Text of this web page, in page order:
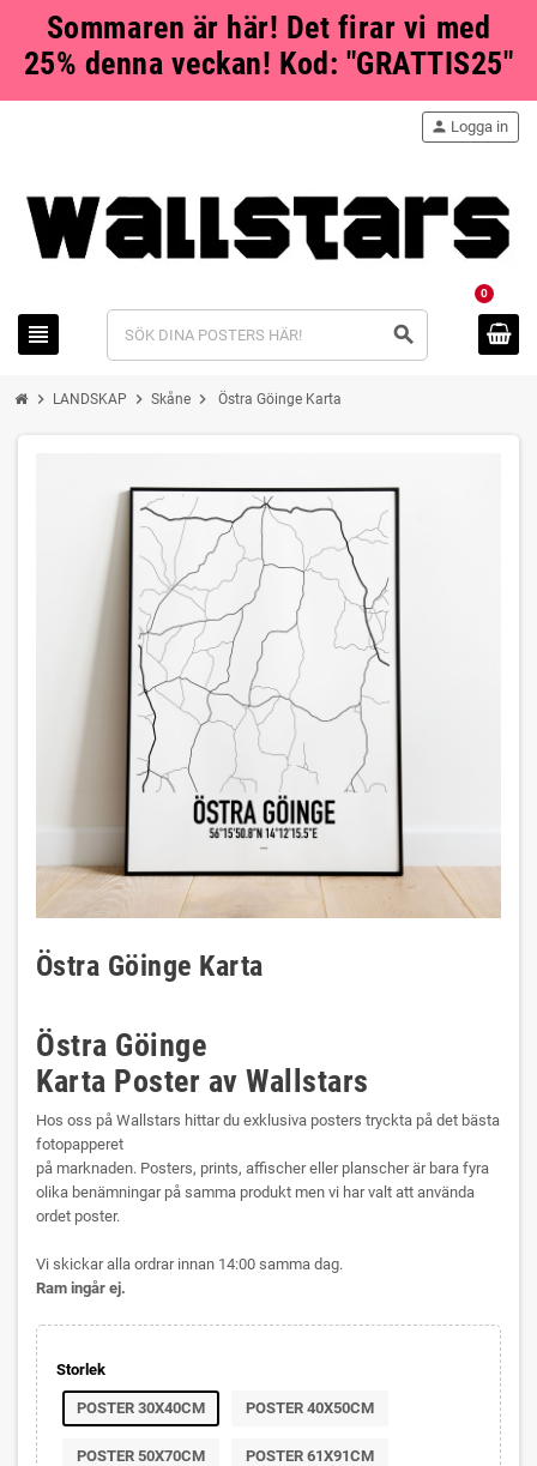
Sommaren är här! Det firar vi med
25% denna veckan! Kod: "GRATTIS25"
view_headline search
person Logga in
0
chevron_right LANDSKAP chevron_right Skåne chevron_right Östra Göinge Karta
Östra Göinge Karta
Östra Göinge
Karta Poster av Wallstars
Hos oss på Wallstars hittar du exklusiva posters tryckta på det bästa
fotopapperet
på marknaden. Posters, prints, affischer eller planscher är bara fyra
olika benämningar på samma produkt men vi har valt att använda
ordet poster.
Vi skickar alla ordrar innan 14:00 samma dag.
Ram ingår ej.
Storlek
POSTER 30X40CM POSTER 40X50CM
POSTER 50X70CM POSTER 61X91CM